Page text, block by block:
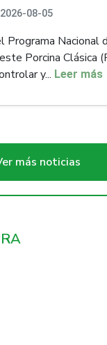
2026-08-05
Programa Nacional
Porcina Clásica
y... Leer más
más noticias